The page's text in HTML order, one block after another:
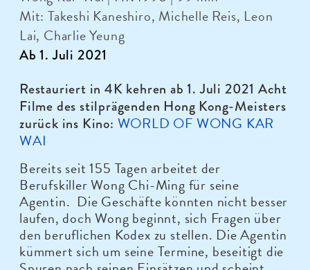
Mit: Takeshi Kaneshiro, Michelle Reis, Leon
Lai, Charlie Yeung
Ab 1. Juli 2021
Restauriert in 4K kehren ab 1. Juli 2021 Acht
Filme des stilprägenden Hong Kong-Meisters
zurück ins Kino: WORLD OF WONG KAR
WAI
Bereits seit 155 Tagen arbeitet der
Berufskiller Wong Chi-Ming für seine
Agentin. Die Geschäfte könnten nicht besser
laufen, doch Wong beginnt, sich Fragen über
den beruflichen Kodex zu stellen. Die Agentin
kümmert sich um seine Termine, beseitigt die